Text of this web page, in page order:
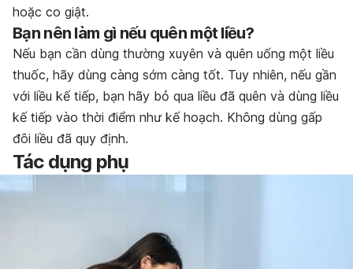
hoặc co giật.
Bạn nên làm gì nếu quên một liều?
Nếu bạn cần dùng thường xuyên và quên uống một liều
thuốc, hãy dùng càng sớm càng tốt. Tuy nhiên, nếu gần
với liều kế tiếp, bạn hãy bỏ qua liều đã quên và dùng liều
kế tiếp vào thời điểm như kế hoạch. Không dùng gấp
đôi liều đã quy định.
Tác dụng phụ